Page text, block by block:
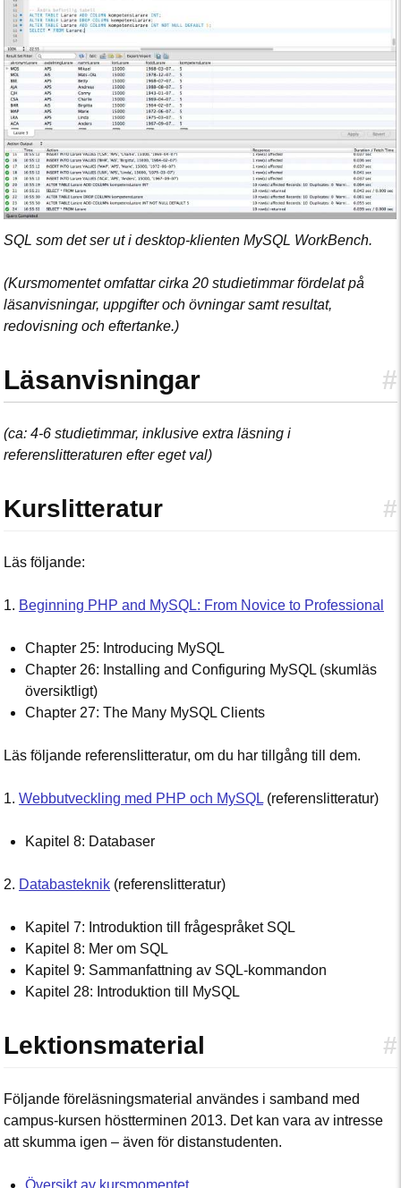
SQL som det ser ut i desktop-klienten MySQL WorkBench.
(Kursmomentet omfattar cirka 20 studietimmar fördelat på
läsanvisningar, uppgifter och övningar samt resultat,
redovisning och eftertanke.)
#
Läsanvisningar
(ca: 4-6 studietimmar, inklusive extra läsning i
referenslitteraturen efter eget val)
#
Kurslitteratur
Läs följande:
1. Beginning PHP and MySQL: From Novice to Professional
Chapter 25: Introducing MySQL
Chapter 26: Installing and Configuring MySQL (skumläs
översiktligt)
Chapter 27: The Many MySQL Clients
Läs följande referenslitteratur, om du har tillgång till dem.
1.Webbutveckling med PHP och MySQL (referenslitteratur)
Kapitel 8: Databaser
2. Databasteknik (referenslitteratur)
Kapitel 7: Introduktion till frågespråket SQL
Kapitel 8: Mer om SQL
Kapitel 9: Sammanfattning av SQL-kommandon
Kapitel 28: Introduktion till MySQL
#
Lektionsmaterial
Följande föreläsningsmaterial användes i samband med
campus-kursen höstterminen 2013. Det kan vara av intresse
att skumma igen – även för distanstudenten.
Översikt av kursmomentet.